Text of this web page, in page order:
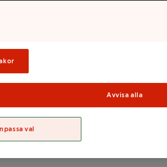
stivelse, aromer,
voks),
% av DRI(*)
Avvisa alla
val